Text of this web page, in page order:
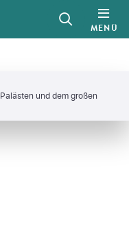
MENÜ
und dem großen